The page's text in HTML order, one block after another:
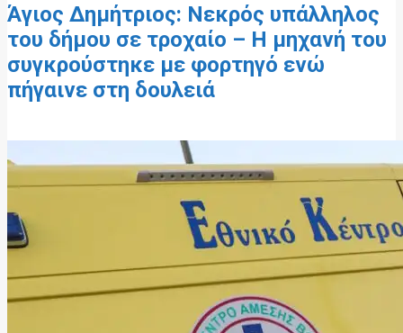
Άγιος Δημήτριος: Νεκρός υπάλληλος
του δήμου σε τροχαίο – Η μηχανή του
συγκρούστηκε με φορτηγό ενώ
πήγαινε στη δουλειά